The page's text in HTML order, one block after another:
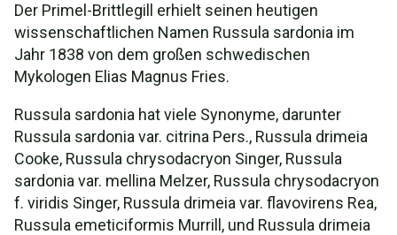
Der Primel-Brittlegill erhielt seinen heutigen
wissenschaftlichen Namen Russula sardonia im
Jahr 1838 von dem großen schwedischen
Mykologen Elias Magnus Fries.
Russula sardonia hat viele Synonyme, darunter
Russula sardonia var. citrina Pers., Russula drimeia
Cooke, Russula chrysodacryon Singer, Russula
sardonia var. mellina Melzer, Russula chrysodacryon
f. viridis Singer, Russula drimeia var. flavovirens Rea,
Russula emeticiformis Murrill, und Russula drimeia